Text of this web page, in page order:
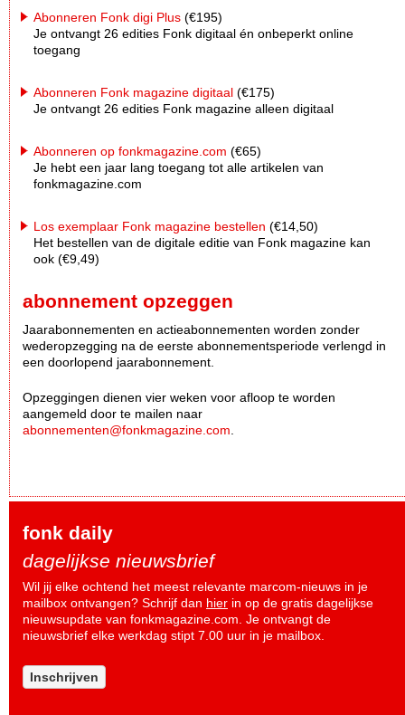
Abonneren Fonk digi Plus (€195)
Je ontvangt 26 edities Fonk digitaal én onbeperkt online
toegang
Abonneren Fonk magazine digitaal (€175)
Je ontvangt 26 edities Fonk magazine alleen digitaal
Abonneren op fonkmagazine.com (€65)
Je hebt een jaar lang toegang tot alle artikelen van
fonkmagazine.com
Los exemplaar Fonk magazine bestellen (€14,50)
Het bestellen van de digitale editie van Fonk magazine kan
ook (€9,49)
abonnement opzeggen
Jaarabonnementen en actieabonnementen worden zonder
wederopzegging na de eerste abonnementsperiode verlengd in
een doorlopend jaarabonnement.
Opzeggingen dienen vier weken voor afloop te worden
aangemeld door te mailen naar
abonnementen@fonkmagazine.com.
fonk daily
dagelijkse nieuwsbrief
Wil jij elke ochtend het meest relevante marcom-nieuws in je
mailbox ontvangen? Schrijf dan hier in op de gratis dagelijkse
nieuwsupdate van fonkmagazine.com. Je ontvangt de
nieuwsbrief elke werkdag stipt 7.00 uur in je mailbox.
Inschrijven